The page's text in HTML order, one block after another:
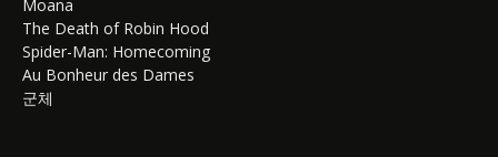
Moana
The Death of Robin Hood
Spider-Man: Homecoming
Au Bonheur des Dames
군체